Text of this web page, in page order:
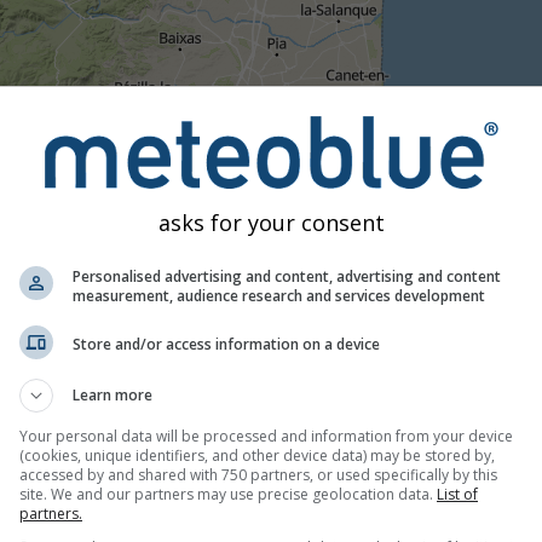
14:05 14:20 14:35 14:50 15:05 15:20
განთავსებულია Port-La Nouvelle-ზე. ეს ანიმაცია აჩვენებს
ჯვრები ელვას აღნიშნავს. მონაცემები
თხელი წვიმა ან სუსტი თოვლი შესაძლოა რადარზე
რუკა, საფრანგეთი
asks for your consent
Personalised advertising and content, advertising and content
measurement, audience research and services development
Store and/or access information on a device
Learn more
Your personal data will be processed and information from your device
(cookies, unique identifiers, and other device data) may be stored by,
accessed by and shared with 750 partners, or used specifically by this
site. We and our partners may use precise geolocation data. List of
partners.